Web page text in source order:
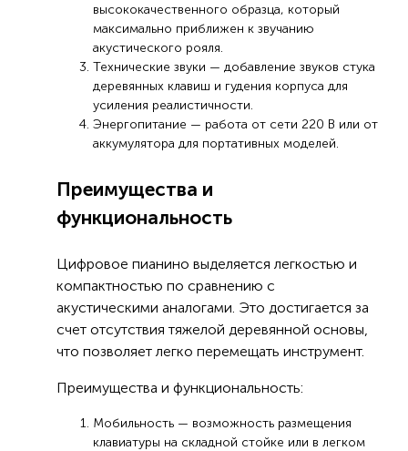
высококачественного образца, который
максимально приближен к звучанию
акустического рояля.
Технические звуки — добавление звуков стука
деревянных клавиш и гудения корпуса для
усиления реалистичности.
Энергопитание — работа от сети 220 В или от
аккумулятора для портативных моделей.
Преимущества и
функциональность
Цифровое пианино выделяется легкостью и
компактностью по сравнению с
акустическими аналогами. Это достигается за
счет отсутствия тяжелой деревянной основы,
что позволяет легко перемещать инструмент.
Преимущества и функциональность:
Мобильность — возможность размещения
клавиатуры на складной стойке или в легком